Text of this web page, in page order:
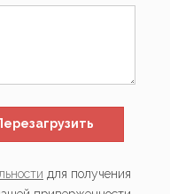
для получения